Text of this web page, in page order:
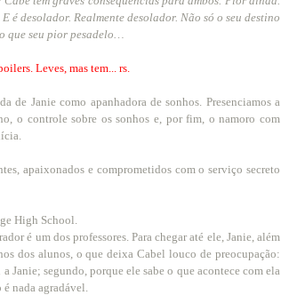
é desolador. Realmente desolador. Não só o seu destino
que seu pior pesadelo…
Leves, mas tem... rs.
de Janie como apanhadora de sonhos. Presenciamos a
o controle sobre os sonhos e, por fim, o namoro com
apaixonados e comprometidos com o serviço secreto
High School.
é um dos professores. Para chegar até ele, Janie, além
dos alunos, o que deixa Cabel louco de preocupação:
Janie; segundo, porque ele sabe o que acontece com ela
nada agradável.